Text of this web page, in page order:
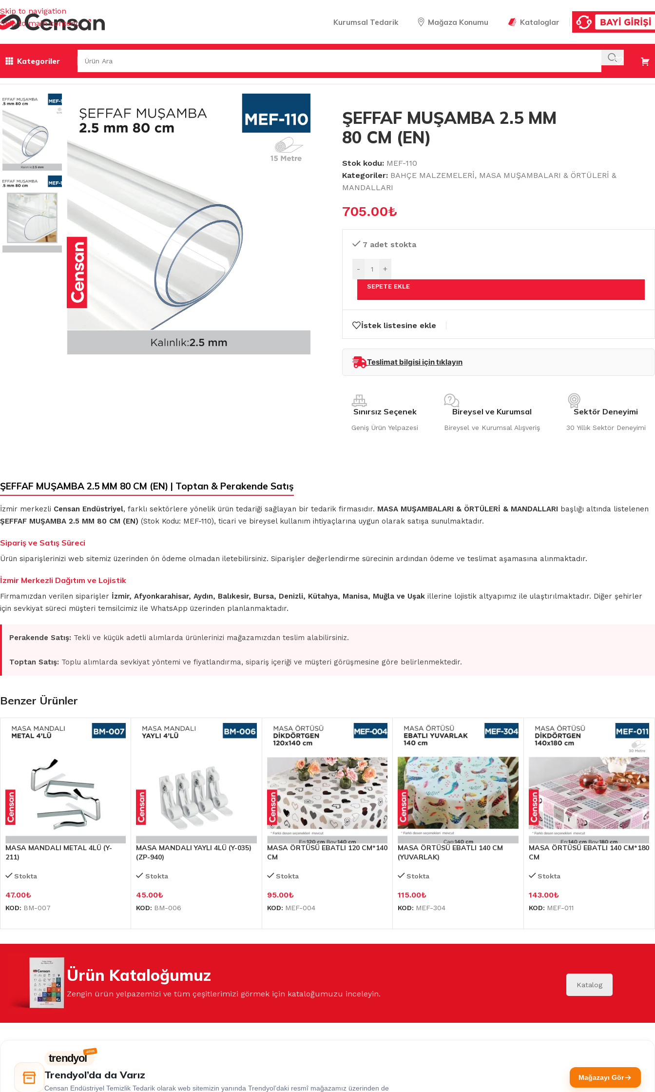
Skip to navigation
Skip to main content
Kurumsal Tedarik Mağaza Konumu Kataloglar
Kategoriler
KLASIK
BEZLER
BEZLERİ
MİKROFİBER
TEMİZLİK
BEZLERİ
OTO GRUBU
BAHÇE MALZEMELERİ/MASA MUŞAMBALARI & ÖRTÜLERİ & MANDALLARI/ŞEFFAF MUŞAMBA 2.5 MM 80 CM (EN)
ŞEFFAF MUŞAMBA 2.5 MM
80 CM (EN)
Stok kodu: MEF-110
Kategoriler: BAHÇE MALZEMELERİ, MASA MUŞAMBALARI & ÖRTÜLERİ &
MANDALLARI
705.00₺
7 adet stokta
- +
SEPETE EKLE
İstek listesine ekle
Teslimat bilgisi için tıklayın
Sınırsız Seçenek
Geniş Ürün Yelpazesi
Bireysel ve Kurumsal
Bireysel ve Kurumsal Alışveriş
Sektör Deneyimi
30 Yıllık Sektör Deneyimi
ŞEFFAF MUŞAMBA 2.5 MM 80 CM (EN) | Toptan & Perakende Satış
İzmir merkezli Censan Endüstriyel, farklı sektörlere yönelik ürün tedariği sağlayan bir tedarik firmasıdır. MASA MUŞAMBALARI & ÖRTÜLERİ & MANDALLARI başlığı altında listelenen
ŞEFFAF MUŞAMBA 2.5 MM 80 CM (EN) (Stok Kodu: MEF-110), ticari ve bireysel kullanım ihtiyaçlarına uygun olarak satışa sunulmaktadır.
Sipariş ve Satış Süreci
Ürün siparişlerinizi web sitemiz üzerinden ön ödeme olmadan iletebilirsiniz. Siparişler değerlendirme sürecinin ardından ödeme ve teslimat aşamasına alınmaktadır.
İzmir Merkezli Dağıtım ve Lojistik
Firmamızdan verilen siparişler İzmir, Afyonkarahisar, Aydın, Balıkesir, Bursa, Denizli, Kütahya, Manisa, Muğla ve Uşak illerine lojistik altyapımız ile ulaştırılmaktadır. Diğer şehirler
için sevkiyat süreci müşteri temsilcimiz ile WhatsApp üzerinden planlanmaktadır.
Perakende Satış: Tekli ve küçük adetli alımlarda ürünlerinizi mağazamızdan teslim alabilirsiniz.
Toptan Satış: Toplu alımlarda sevkiyat yöntemi ve fiyatlandırma, sipariş içeriği ve müşteri görüşmesine göre belirlenmektedir.
Benzer Ürünler
MASA MANDALI METAL 4LÜ (Y-
211)
Stokta
47.00₺
KOD: BM-007
MASA MANDALI YAYLI 4LÜ (Y-035)
(ZP-940)
Stokta
45.00₺
KOD: BM-006
MASA ÖRTÜSÜ EBATLI 120 CM*140
CM
Stokta
95.00₺
KOD: MEF-004
MASA ÖRTÜSÜ EBATLI 140 CM
(YUVARLAK)
Stokta
115.00₺
KOD: MEF-304
MASA ÖRTÜSÜ EBATLI 140 CM*180
CM
Stokta
143.00₺
KOD: MEF-011
Ürün Kataloğumuz
Zengin ürün yelpazemizi ve tüm çeşitlerimizi görmek için kataloğumuzu inceleyin.
Katalog
trendyol
Trendyol’da da Varız
Censan Endüstriyel Temizlik Tedarik olarak web sitemizin yanında Trendyol’daki resmî mağazamız üzerinden de
Mağazayı Gör